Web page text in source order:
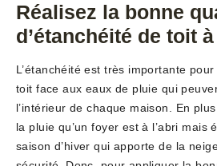
Réalisez la bonne
d’étanchéité de toit
L’étanchéité est très importante
toit face aux eaux de pluie qui
l’intérieur de chaque maison. En
la pluie qu’un foyer est à l’abri mais
saison d’hiver qui apporte de la